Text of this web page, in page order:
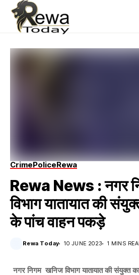
CrimePoliceRewa
Rewa News : नगर
विभाग यातायात की
के पांच वाहन पकड़े
Rewa Today 10 JUNE 2023 1 MINS
नगर निगम खनिज विभाग यातायात की संयुक्त